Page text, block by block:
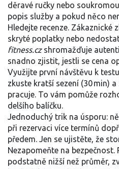
děravé ručky nebo
popis služby a pokud něco
Hledejte recenze. Zákaznické
skryté poplatky nebo
fitness.czshromažďuje
snadno zjistit, jestli se cena
Využijte první návštěvu k
zkuste kratší sezení (30 min)
pracuje. To vám pomůže
delšího balíčku.
Jednoduchý trik na úsporu:
při rezervaci více termínů
předem. Jen se ujistěte, že
Nezapomeňte na
podstatně nižší než průměr,